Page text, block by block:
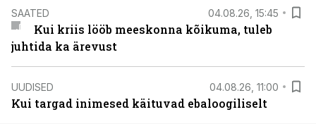
SAATED 04.08.26, 15:45
Kui kriis lööb meeskonna kõikuma, tuleb
juhtida ka ärevust
UUDISED 04.08.26, 11:00
Kui targad inimesed käituvad ebaloogiliselt